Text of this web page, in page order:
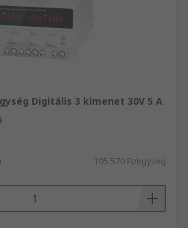
Digitális 3 kimenet 30V 5 A
105 570 Ft/egység